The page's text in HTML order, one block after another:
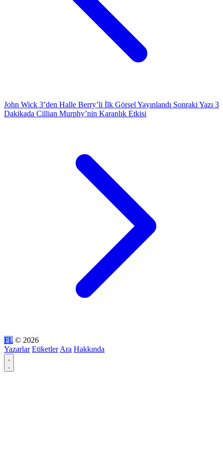
John Wick 3’den Halle Berry’li İlk Görsel Yayınlandı Sonraki Yazı 3
Dakikada Cillian Murphy’nin Karanlık Etkisi
FL © 2026
Yazarlar Etiketler Ara Hakkında